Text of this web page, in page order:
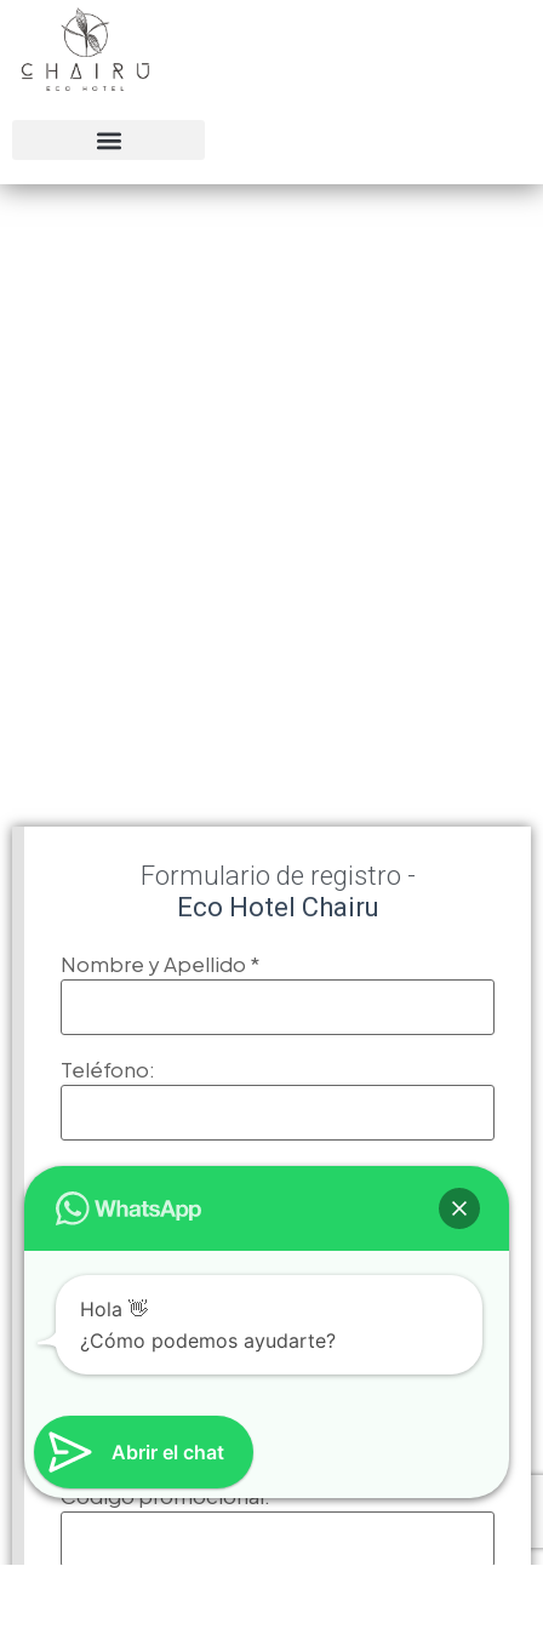
Formulario de registro -
Eco Hotel Chairu
Nombre y Apellido *
Teléfono:
Email:*
Fecha de ingreso*
Código promocional:*
Abrir el chat
Hola 👋
¿Cómo podemos ayudarte?